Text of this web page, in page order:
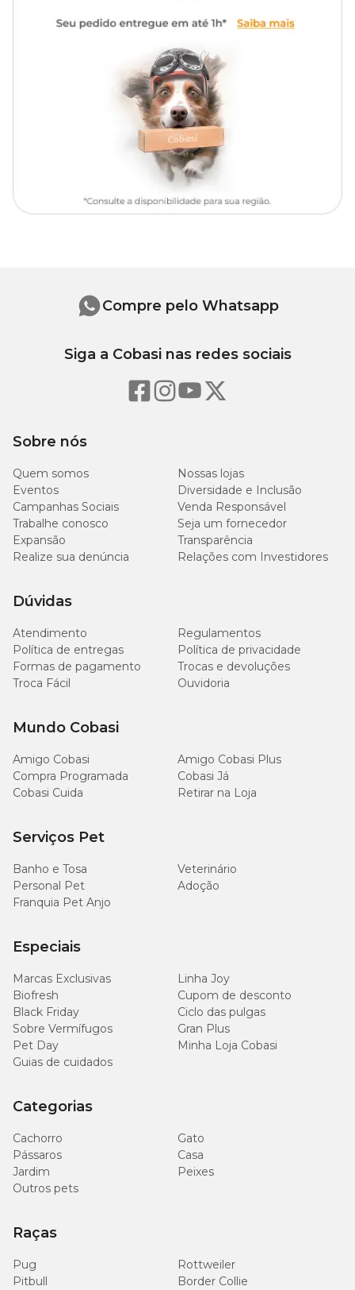
Sobre nós
Quem somos
Nossas lojas
Eventos
Diversidade e Inclusão
Campanhas Sociais
Venda Responsável
Trabalhe conosco
Seja um fornecedor
Expansão
Transparência
Realize sua denúncia
Relações com Investidores
Dúvidas
Atendimento
Regulamentos
Política de entregas
Política de privacidade
Formas de pagamento
Trocas e devoluções
Troca Fácil
Ouvidoria
Mundo Cobasi
Amigo Cobasi
Amigo Cobasi Plus
Compra Programada
Cobasi Já
Cobasi Cuida
Retirar na Loja
Serviços Pet
Banho e Tosa
Veterinário
Personal Pet
Adoção
Franquia Pet Anjo
Especiais
Marcas Exclusivas
Linha Joy
Biofresh
Cupom de desconto
Black Friday
Ciclo das pulgas
Sobre Vermífugos
Gran Plus
Pet Day
Minha Loja Cobasi
Guias de cuidados
Categorias
Cachorro
Gato
Pássaros
Casa
Jardim
Peixes
Outros pets
Raças
Pug
Rottweiler
Pitbull
Border Collie
Compre pelo Whatsapp
Siga a Cobasi nas redes sociais